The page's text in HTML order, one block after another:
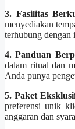
3. Fasilitas
menyediakan
terhubung dengan
4. Panduan
dalam ritual dan
Anda punya
5. Paket
preferensi unik
anggaran dan